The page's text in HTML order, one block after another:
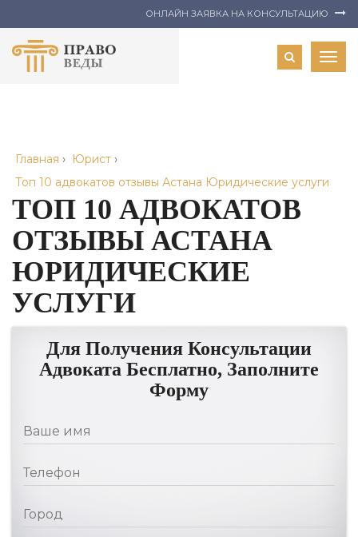
ОНЛАЙН ЗАЯВКА НА КОНСУЛЬТАЦИЮ
Главная › Юрист ›
Топ 10 адвокатов отзывы Астана Юридические услуги
ТОП 10 АДВОКАТОВ
ОТЗЫВЫ АСТАНА
ЮРИДИЧЕСКИЕ
УСЛУГИ
Для Получения Консультации
Адвоката Бесплатно, Заполните
Форму